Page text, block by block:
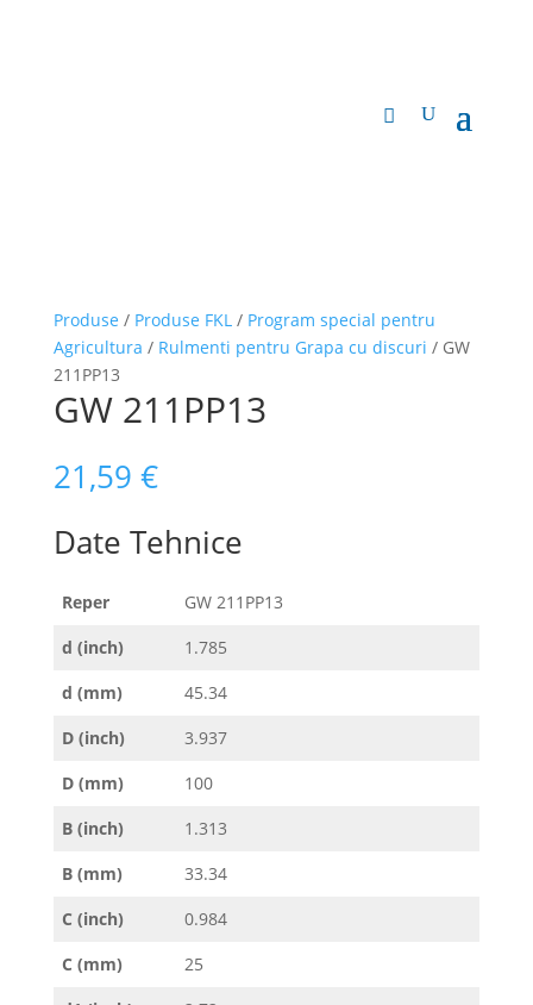
Produse / Produse FKL/ Program special pentru
Agricultura / Rulmenti pentru Grapa cu discuri / GW
211PP13
GW 211PP13
21,59 €
Date Tehnice
Reper
GW 211PP13
d (inch)
1.785
d (mm)
45.34
D (inch)
3.937
D (mm)
100
B (inch)
1.313
B (mm)
33.34
C (inch)
0.984
C (mm)
25